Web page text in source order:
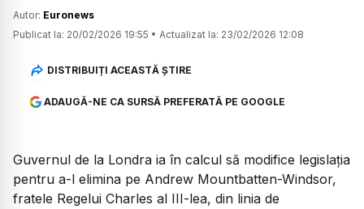
Autor: Euronews
Publicat la: 20/02/2026 19:55 • Actualizat la: 23/02/2026 12:08
DISTRIBUIȚI ACEASTĂ ȘTIRE
ADAUGĂ-NE CA SURSĂ PREFERATĂ PE GOOGLE
Guvernul de la Londra ia în calcul să modifice legislația
pentru a-l elimina pe Andrew Mountbatten-Windsor,
fratele Regelui Charles al III-lea, din linia de